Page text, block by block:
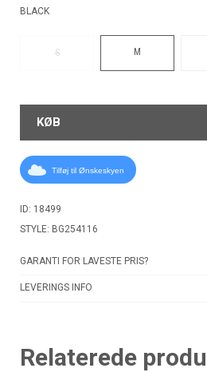
BLACK
S M
KØB
Tilføj til Ønskeskyen
ID: 18499
STYLE: BG254116
GARANTI FOR LAVESTE PRIS?
LEVERINGS INFO
Relaterede